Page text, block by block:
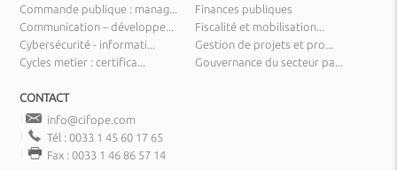
Commande publique : manag...
Communication – développe...
Cybersécurité - informati...
Cycles metier : certifica...
Finances publiques
Fiscalité et mobilisation...
Gestion de projets et pro...
Gouvernance du secteur pa...
CONTACT
info@cifope.com
Tél : 0033 1 45 60 17 65
Fax : 0033 1 46 86 57 14